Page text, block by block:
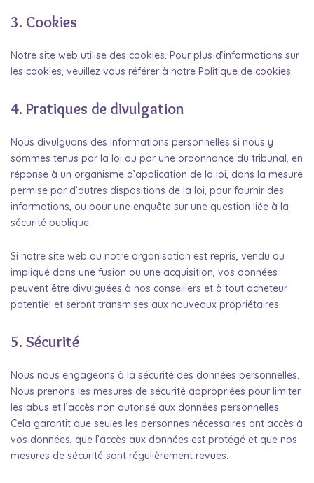
3. Cookies
Notre site web utilise des cookies. Pour plus d’informations sur
les cookies, veuillez vous référer à notre Politique de cookies.
4. Pratiques de divulgation
Nous divulguons des informations personnelles si nous y
sommes tenus par la loi ou par une ordonnance du tribunal, en
réponse à un organisme d’application de la loi, dans la mesure
permise par d’autres dispositions de la loi, pour fournir des
informations, ou pour une enquête sur une question liée à la
sécurité publique.
Si notre site web ou notre organisation est repris, vendu ou
impliqué dans une fusion ou une acquisition, vos données
peuvent être divulguées à nos conseillers et à tout acheteur
potentiel et seront transmises aux nouveaux propriétaires.
5. Sécurité
Nous nous engageons à la sécurité des données personnelles.
Nous prenons les mesures de sécurité appropriées pour limiter
les abus et l’accès non autorisé aux données personnelles.
Cela garantit que seules les personnes nécessaires ont accès à
vos données, que l’accès aux données est protégé et que nos
mesures de sécurité sont régulièrement revues.